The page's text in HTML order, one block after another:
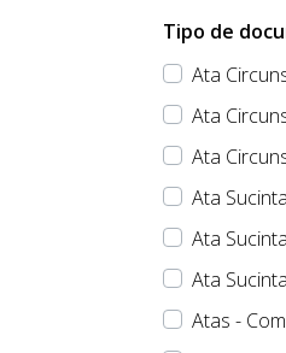
Tipo de
Ata
Ata
Ata
Ata
Ata
Ata
Atas -